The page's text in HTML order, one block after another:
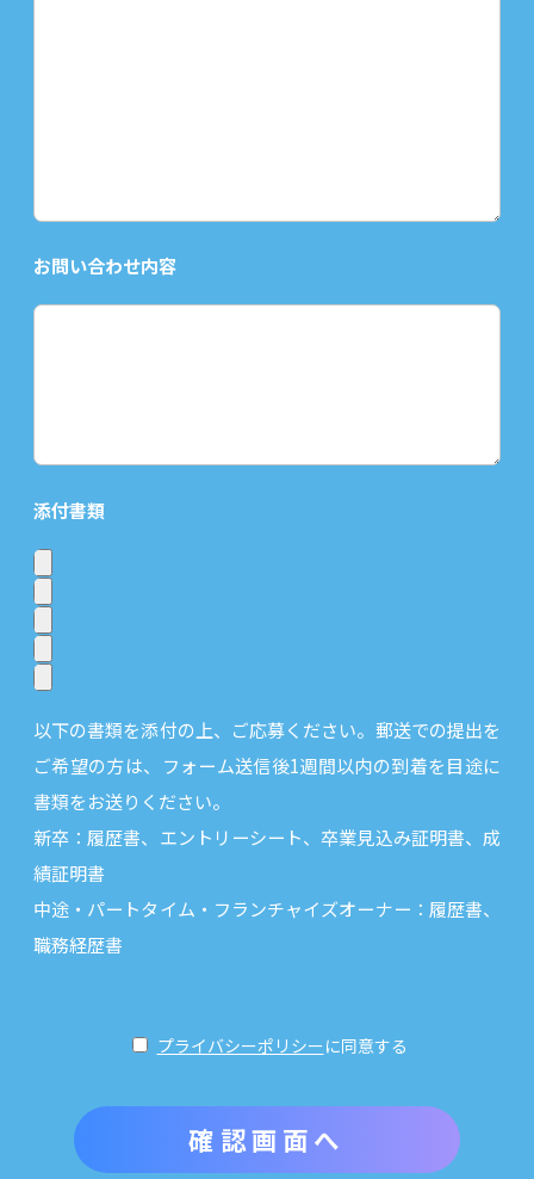
お問い合わせ内容
添付書類
以下の書類を添付の上、ご応募ください。郵送での提出を
ご希望の方は、フォーム送信後1週間以内の到着を目途に
書類をお送りください。
新卒：履歴書、エントリーシート、卒業見込み証明書、成
績証明書
中途・パートタイム・フランチャイズオーナー：履歴書、
職務経歴書
プライバシーポリシー に同意する